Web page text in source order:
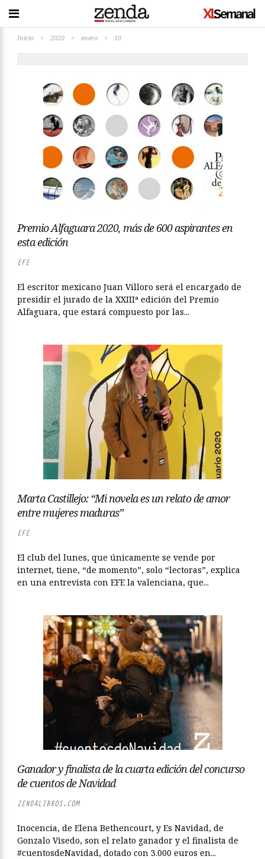
Inicio > 2020 > enero > 10
Premio Alfaguara 2020, más de 600 aspirantes en
esta edición
EFE
El escritor mexicano Juan Villoro será el encargado de
presidir el jurado de la XXIIIª edición del Premio
Alfaguara, que estará compuesto por las...
Marta Castillejo: “Mi novela es un relato de amor
entre mujeres maduras”
EFE
El club del lunes, que únicamente se vende por
internet, tiene, “de momento”, solo “lectoras”, explica
en una entrevista con EFE la valenciana, que...
Ganador y finalista de la cuarta edición del concurso
de cuentos de Navidad
ZENDALIBROS.COM
Inocencia, de Elena Bethencourt, y Es Navidad, de
Gonzalo Visedo, son el relato ganador y el finalista de
#cuentosdeNavidad, dotado con 3.000 euros en...